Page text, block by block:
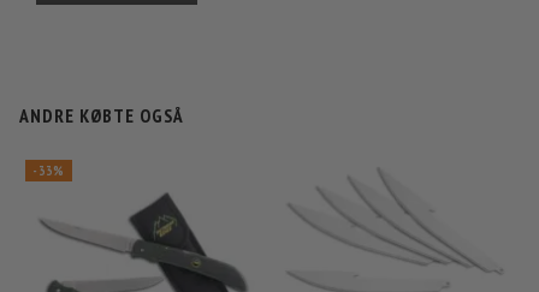
ANDRE KØBTE OGSÅ
-33%